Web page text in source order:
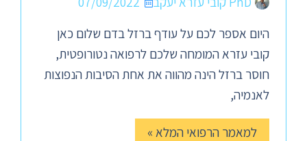
היום אספר לכם על עודף ברזל בדם שלום כאן
קובי עזרא המומחה שלכם לרפואה נטורופטית,
חוסר ברזל הינה מהווה את אחת הסיבות הנפוצות
לאנמיה,
למאמר הרפואי המלא »